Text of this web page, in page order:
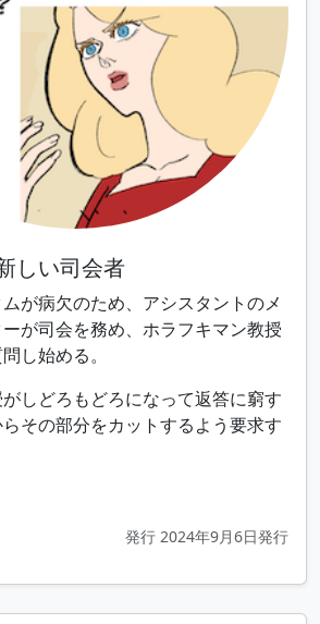
しい司会者
が病欠のため、アシスタントのメ
が司会を務め、ホラフキマン教授
し始める。
しどろもどろになって返答に窮す
その部分をカットするよう要求す
発行 2024年9月6日発行